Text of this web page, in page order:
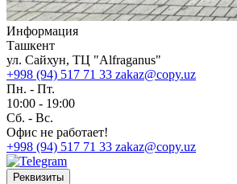
Информация
Ташкент
ул. Сайхун, ТЦ "Alfraganus"
+998 (94) 517 71 33 zakaz@copy.uz
Пн. - Пт.
10:00 - 19:00
Cб. - Вс.
Офис не работает!
+998 (94) 517 71 33 zakaz@copy.uz
Реквизиты